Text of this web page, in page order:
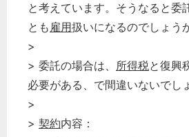
と考えています。そうなると委
とも 雇用扱いになるのでしょう
>
> 委託の場合は、 所得税と復興
必要がある、で間違いないでし
>
> 契約内容：